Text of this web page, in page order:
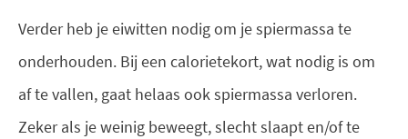
Verder heb je eiwitten nodig om je spiermassa te
onderhouden. Bij een calorietekort, wat nodig is om
af te vallen, gaat helaas ook spiermassa verloren.
Zeker als je weinig beweegt, slecht slaapt en/of te